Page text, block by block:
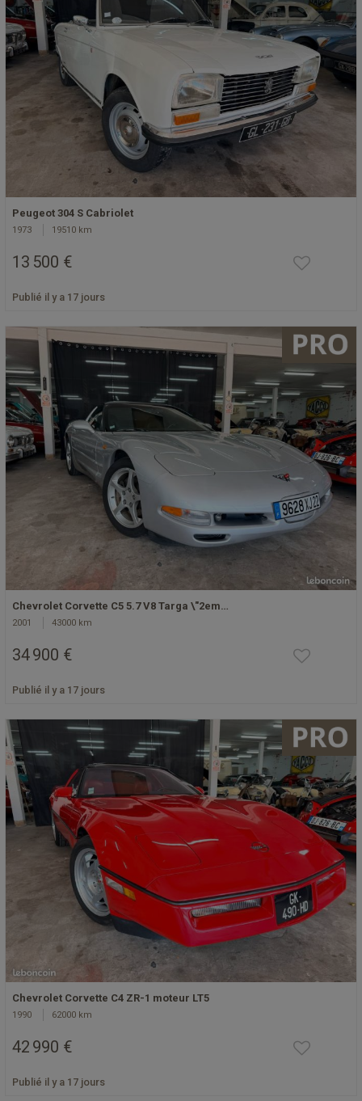
Peugeot 304 S Cabriolet
1973 19510 km
13 500 €
Publié il y a 17 jours
Chevrolet Corvette C5 5.7 V8 Targa \"2em…
2001 43000 km
34 900 €
Publié il y a 17 jours
Chevrolet Corvette C4 ZR-1 moteur LT5
1990 62000 km
42 990 €
Publié il y a 17 jours